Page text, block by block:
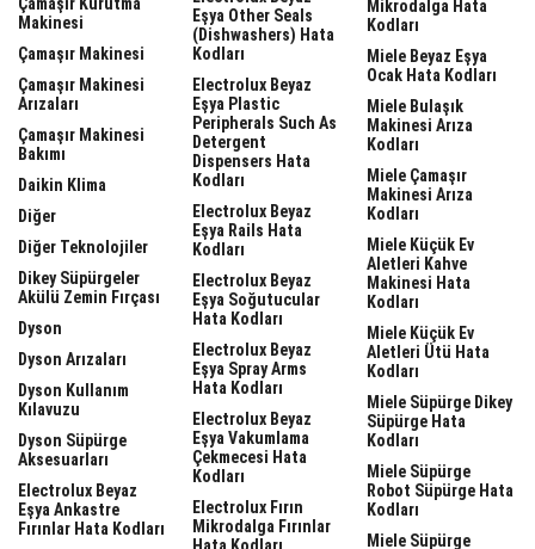
Çamaşır Kurutma
Makinesi
Çamaşır Makinesi
Çamaşır Makinesi
Arızaları
Çamaşır Makinesi
Bakımı
Daikin Klima
Diğer
Diğer Teknolojiler
Dikey Süpürgeler
Akülü Zemin Fırçası
Dyson
Dyson Arızaları
Dyson Kullanım
Kılavuzu
Dyson Süpürge
Aksesuarları
Electrolux Beyaz
Eşya Ankastre
Fırınlar Hata Kodları
Eşya Other Seals
(dishwashers) Hata
Kodları
Electrolux Beyaz
Eşya Plastic
Peripherals Such As
Detergent
Dispensers Hata
Kodları
Electrolux Beyaz
Eşya Rails Hata
Kodları
Electrolux Beyaz
Eşya Soğutucular
Hata Kodları
Electrolux Beyaz
Eşya Spray Arms
Hata Kodları
Electrolux Beyaz
Eşya Vakumlama
Çekmecesi Hata
Kodları
Electrolux Fırın
Mikrodalga Fırınlar
Mikrodalga Hata
Kodları
Miele Beyaz Eşya
Ocak Hata Kodları
Miele Bulaşık
Makinesi Arıza
Kodları
Miele Çamaşır
Makinesi Arıza
Kodları
Miele Küçük Ev
Aletleri Kahve
Makinesi Hata
Kodları
Miele Küçük Ev
Aletleri Ütü Hata
Kodları
Miele Süpürge Dikey
Süpürge Hata
Kodları
Miele Süpürge
Robot Süpürge Hata
Kodları
Miele Süpürge